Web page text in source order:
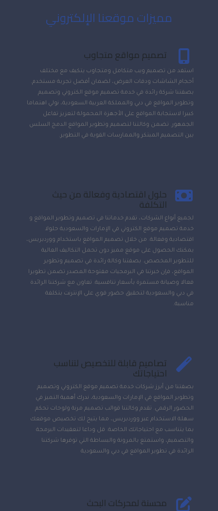
مميزات موقعنا الإلكتروني
تصميم مواقع متجاوب
استفد من تصميم ويب متكامل ومتجاوب يتكيف مع مختلف
أحجام الشاشات ودقات العرض، لضمان أفضل تجربة مستخدم.
بصفتنا شركة رائدة في خدمة تصميم موقع الكتروني وتصميم
وتطوير المواقع في دبي والمملكة العربية السعودية، نولي اهتماما
كبيرا لاستجابة المواقع على الأجهزة المحمولة لتعزيز تفاعل
الجمهور. تضمن وكالتنا لتصميم وتطوير المواقع الدمج السلس
بين التصميم المبتكر والممارسات القوية في التطوير.
حلول اقتصادية وفعالة من حيث
التكلفة
لجميع أنواع الشركات، تقدم خدماتنا في تصميم وتطوير المواقع و
خدمة تصميم موقع الكتروني في الإمارات والسعودية حلولا
اقتصادية وفعالة. من خلال تصميم المواقع باستخدام ووردبريس،
يمكنك الحصول على موقع مميز دون تحمل التكاليف العالية
للتطوير المخصص. بصفتنا وكالة رائدة في تصميم وتطوير
المواقع، فإن خبرتنا في البرمجيات مفتوحة المصدر تضمن تطويرا
فعالا وصيانة مستمرة بأسعار تنافسية. تعاون مع شركتنا الرائدة
في دبي والسعودية لتحقيق حضور قوي على الإنترنت بتكلفة
مناسبة.
تصاميم قابلة للتخصيص لتناسب
احتياجاتك
بصفتنا من أبرز شركات خدمة تصميم موقع الكتروني وتصميم
وتطوير المواقع في الإمارات والسعودية، ندرك أهمية التميز في
الحضور الرقمي. تقدم وكالتنا قوالب تصميم مرنة ولوحات تحكم
سهلة الاستخدام عبر ووردبريس، مما يتيح لك تخصيص موقعك
بما يتناسب مع احتياجاتك الخاصة. قل وداعا لتعقيدات البرمجة
والتصميم، واستمتع بالمرونة والبساطة التي توفرها شركتنا
الرائدة في تطوير المواقع في دبي والسعودية
محسنة لمحركات البحث